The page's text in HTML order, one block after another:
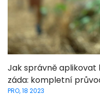
Jak správně aplikovat
záda: kompletní
PRO, 18 2023